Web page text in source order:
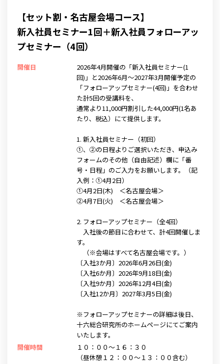
【セット割・名古屋会場コース】
新入社員セミナー1回＋新入社員フォローアッ
プセミナー（4回）
開催日
2026年4月開催の「新入社員セミナー(1
回)」と2026年6月～2027年3月開催予定の
「フォローアップセミナー(4回)」を合わせ
た計5回の受講料を、
通常より11,000円割引した44,000円(1名あ
たり、税込）にて提供します。
1. 新入社員セミナー（初回）
①、②の日程よりご選択いただき、申込み
フォームのその他（自由記述）欄に「番
号・日程」のご入力をお願いします。（記
入例：①4月2日）
①4月2日(木) ＜名古屋会場＞
②4月7日(火) ＜名古屋会場＞
2. フォローアップセミナー（全4回）
入社後の節目に合わせて、計4回開催しま
す。
（※会場はすべて名古屋会場です。）
〔入社3か月〕2026年6月26日(金)
〔入社6か月〕2026年9月18日(金)
〔入社9か月〕2026年12月4日(金)
〔入社12か月〕2027年3月5日(金)
※フォローアップセミナーの詳細は後日、
十六総合研究所のホームページにてご案内
いたします。
開催時間
１０：００～１６：３０
（昼休憩１２：００～１３：００含む）